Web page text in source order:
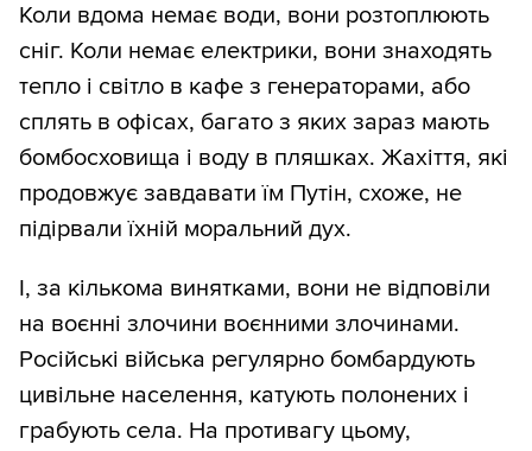
Коли вдома немає води, вони розтоплюють
сніг. Коли немає електрики, вони знаходять
тепло і світло в кафе з генераторами, або
сплять в офісах, багато з яких зараз мають
бомбосховища і воду в пляшках. Жахіття, які
продовжує завдавати їм Путін, схоже, не
підірвали їхній моральний дух.
І, за кількома винятками, вони не відповіли
на воєнні злочини воєнними злочинами.
Російські війська регулярно бомбардують
цивільне населення, катують полонених і
грабують села. На противагу цьому,